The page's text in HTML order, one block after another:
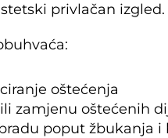
privlačan izgled.
oštećenja
zamjenu oštećenih
poput žbukanja i